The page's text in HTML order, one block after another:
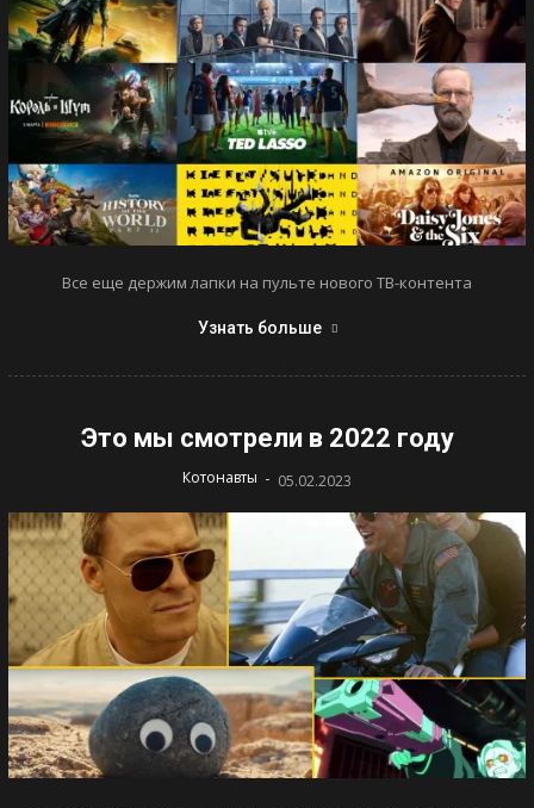
Все еще держим лапки на пульте нового ТВ-контента
Узнать больше
Это мы смотрели в 2022 году
Котонавты - 05.02.2023